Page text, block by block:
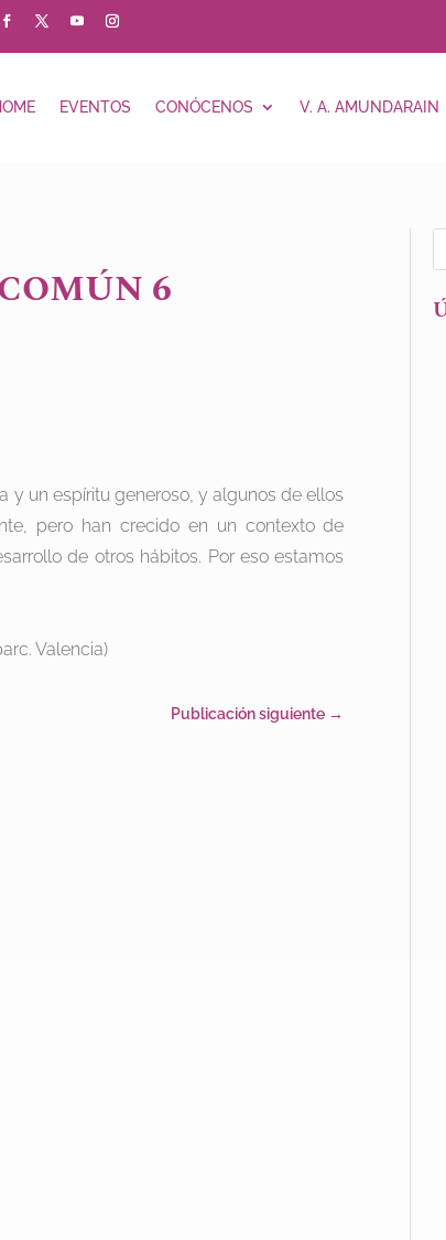
EVENTOS CONÓCENOS V. A. AMUNDARAIN
6
y un espíritu generoso, y algunos de ellos
pero han crecido en un contexto de
de otros hábitos. Por eso estamos
Valencia)
Publicación siguiente →